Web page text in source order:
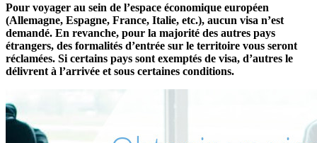
Pour voyager au sein de l’espace économique européen
(Allemagne, Espagne, France, Italie, etc.), aucun visa n’est
demandé. En revanche, pour la majorité des autres pays
étrangers, des formalités d’entrée sur le territoire vous seront
réclamées. Si certains pays sont exemptés de visa, d’autres le
délivrent à l’arrivée et sous certaines conditions.